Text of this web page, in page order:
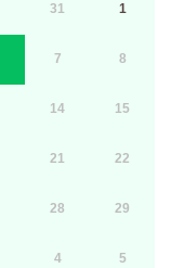
31 1
7 8
14 15
21 22
28 29
4 5